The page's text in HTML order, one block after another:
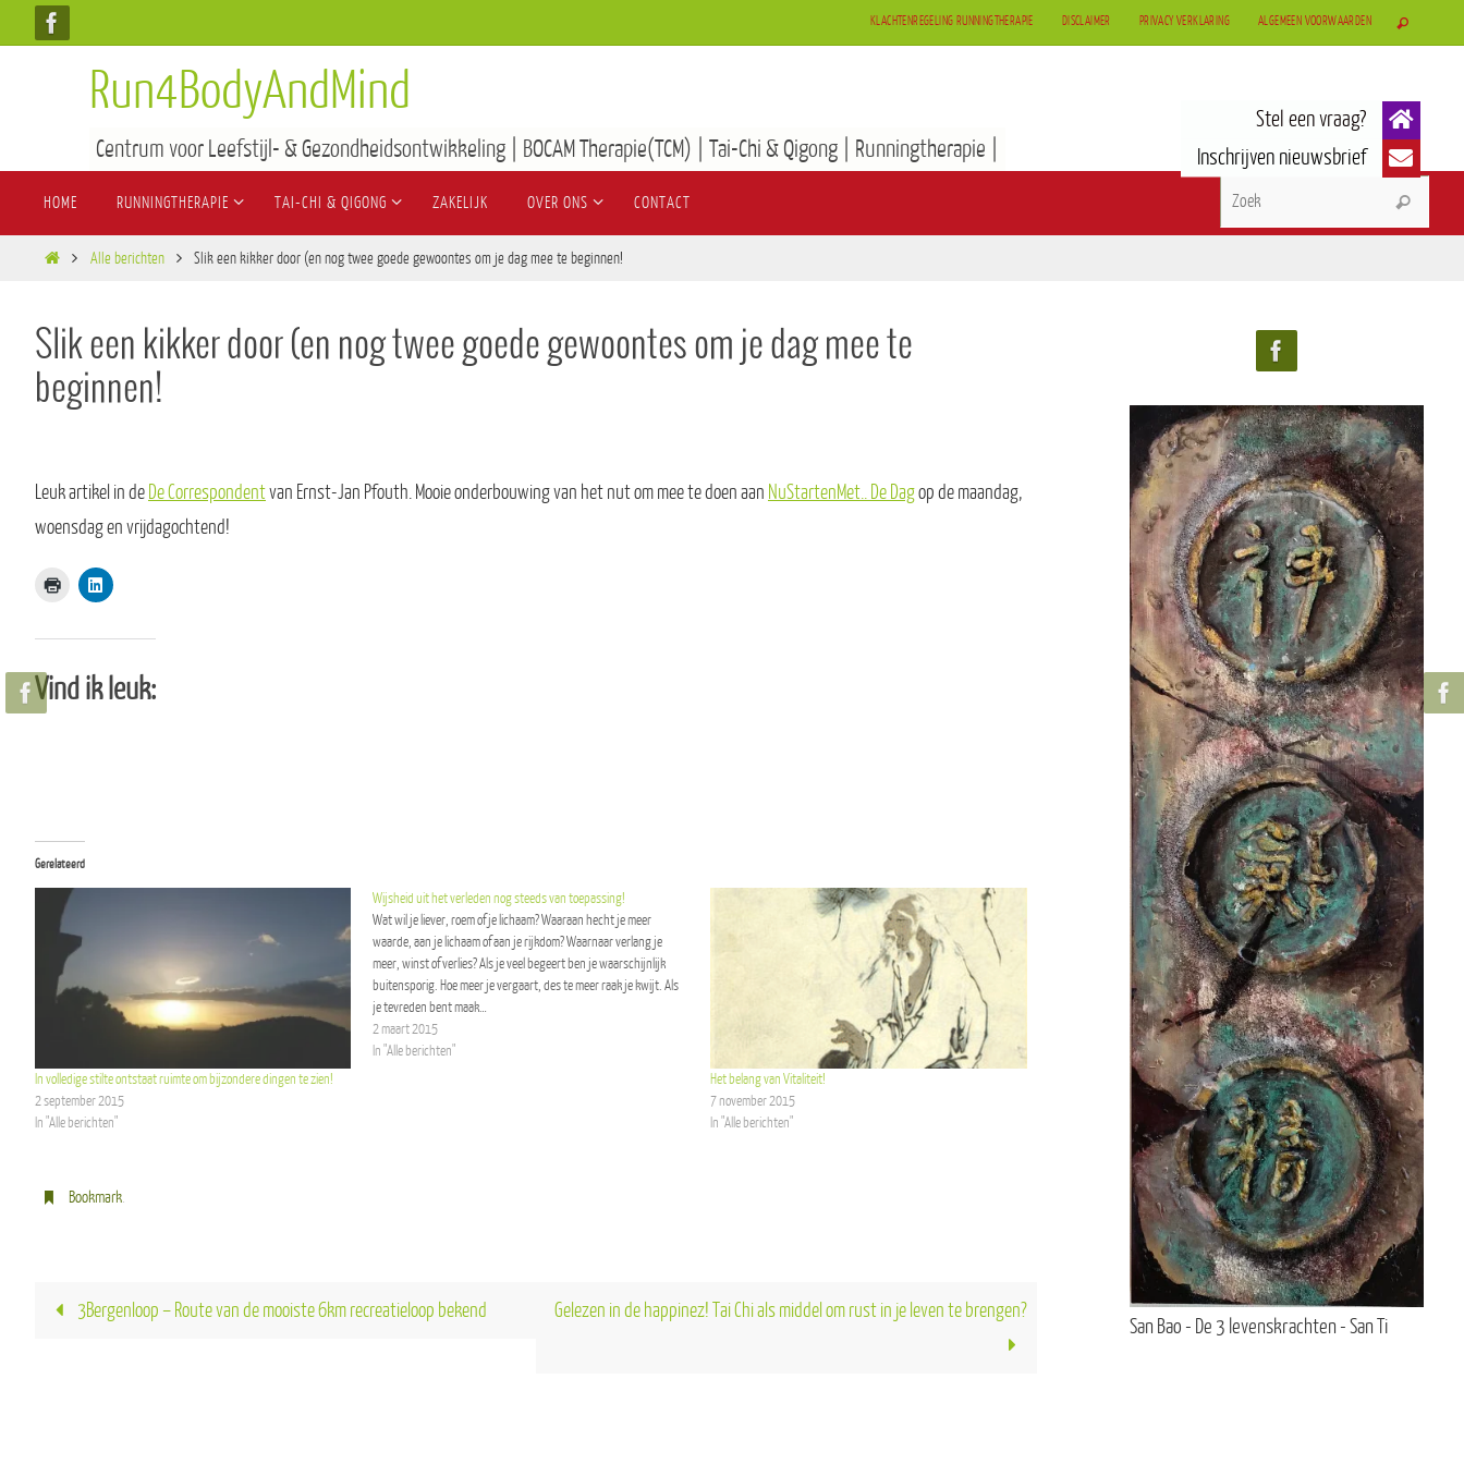
KLACHTENREGELING RUNNINGTHERAPIE DISCLAIMER PRIVACY VERKLARING ALGEMEEN VOORWAARDEN
Run4BodyAndMind
Centrum voor Leefstijl- & Gezondheidsontwikkeling | BOCAM Therapie(TCM) | Tai-Chi & Qigong | Runningtherapie |
HOME RUNNINGTHERAPIE TAI-CHI & QIGONG ZAKELIJK OVER ONS CONTACT
Alle berichten Slik een kikker door (en nog twee goede gewoontes om je dag mee te beginnen!
Slik een kikker door (en nog twee goede gewoontes om je dag mee te
beginnen!
Leuk artikel in de De Correspondentvan Ernst-Jan Pfouth. Mooie onderbouwing van het nut om mee te doen aan NuStartenMet.. De Dagop de maandag,
woensdag en vrijdagochtend!
Vind ik leuk:
Gerelateerd
In volledige stilte ontstaat ruimte om bijzondere dingen te zien!
2 september 2015
In "Alle berichten"
Wijsheid uit het verleden nog steeds van toepassing!
Wat wil je liever, roem of je lichaam? Waaraan hecht je meer
waarde, aan je lichaam of aan je rijkdom? Waarnaar verlang je
meer, winst of verlies? Als je veel begeert ben je waarschijnlijk
buitensporig. Hoe meer je vergaart, des te meer raak je kwijt. Als
je tevreden bent maak…
2 maart 2015
In "Alle berichten"
Het belang van Vitaliteit!
7 november 2015
In "Alle berichten"
Bookmark.
3Bergenloop – Route van de mooiste 6km recreatieloop bekend Gelezen in de happinez! Tai Chi als middel om rust in je leven te brengen?
San Bao - De 3 levenskrachten - San Ti